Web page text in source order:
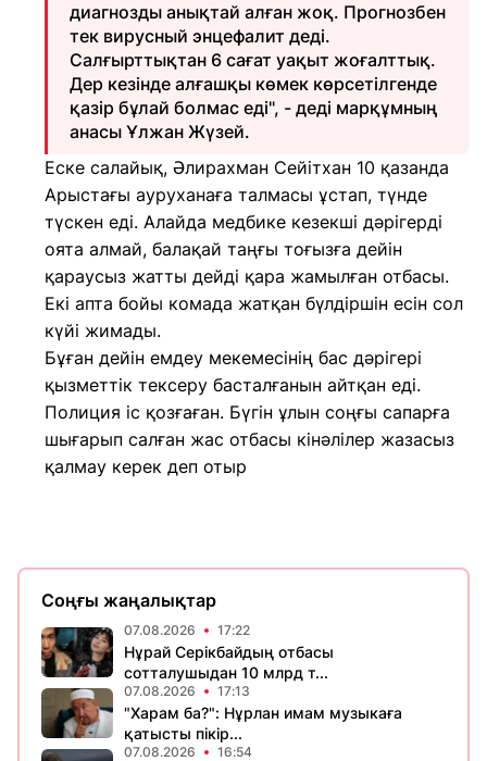
диагнозды анықтай алған жоқ. Прогнозбен
тек вирусный энцефалит деді.
Салғырттықтан 6 сағат уақыт жоғалттық.
Дер кезінде алғашқы көмек көрсетілгенде
қазір бұлай болмас еді", - деді марқұмның
анасы Ұлжан Жүзей.
Еске салайық, Әлирахман Сейітхан 10 қазанда
Арыстағы ауруханаға талмасы ұстап, түнде
түскен еді. Алайда медбике кезекші дәрігерді
оята алмай, балақай таңғы тоғызға дейін
қараусыз жатты дейді қара жамылған отбасы.
Екі апта бойы комада жатқан бүлдіршін есін сол
күйі жимады.
Бұған дейін емдеу мекемесінің бас дәрігері
қызметтік тексеру басталғанын айтқан еді.
Полиция іс қозғаған. Бүгін ұлын соңғы сапарға
шығарып салған жас отбасы кінәлілер жазасыз
қалмау керек деп отыр
Соңғы жаңалықтар
07.08.2026 17:22
Нұрай Серікбайдың отбасы
сотталушыдан 10 млрд т...
07.08.2026 17:13
"Харам ба?": Нұрлан имам музыкаға
қатысты пікір...
07.08.2026 16:54